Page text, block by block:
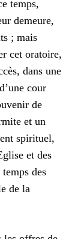
temps,
demeure,
; mais
cet oratoire,
dans une
cour
de
et un
spirituel,
et des
des
de la